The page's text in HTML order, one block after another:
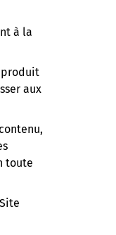
à la
produit
aux
toute